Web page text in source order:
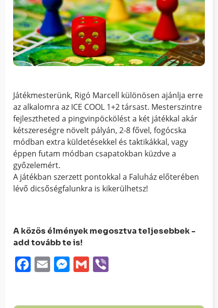
Játékmesterünk, Rigó Marcell különösen ajánlja erre
az alkalomra az ICE COOL 1+2 társast. Mesterszintre
fejlesztheted a pingvinpöckölést a két játékkal akár
kétszereségre növelt pályán, 2-8 fővel, fogócska
módban extra küldetésekkel és taktikákkal, vagy
éppen futam módban csapatokban küzdve a
győzelemért.
A játékban szerzett pontokkal a Faluház előterében
lévő dicsőségfalunkra is kikerülhetsz!
A közös élmények megosztva teljesebbek -
add tovább te is!
Facebook
EmailMessenger
Gmail